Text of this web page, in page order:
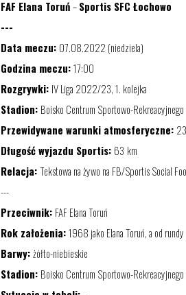
FAF Elana Toruń–Sportis SFC Łochowo
---
Data meczu: 07.08.2022 (niedziela)
Godzina meczu:17:00
Rozgrywki: IV Liga 2022/23,1. kolejka
Stadion: Boisko Centrum Sportowo-Rekreacyjnego
Przewidywane warunki atmosferyczne: 23
Długość wyjazdu Sportis: 63 km
Relacja:Tekstowa na żywo na FB/Sportis Social
---
Przeciwnik: FAF Elana Toruń
Rok założenia:1968 jako Elana Toruń, a od
Barwy:żółto-niebieskie
Stadion: Boisko Centrum Sportowo-Rekreacyjnego